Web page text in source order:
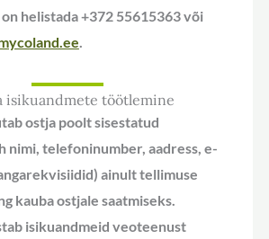
helistada +372 55615363 või
.
isikuandmete töötlemine
ostja poolt sisestatud
nimi, telefoninumber, aadress, e-
ainult tellimuse
kauba ostjale saatmiseks.
isikuandmeid veoteenust